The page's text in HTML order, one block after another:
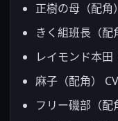
正樹の母（配角
きく組班長（配
レイモンド本田
麻子（配角）
フリー磯部（配